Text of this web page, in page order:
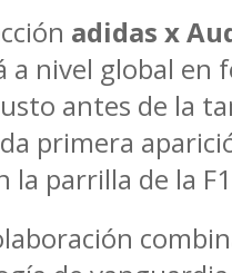
adidas x
a nivel global en
antes de la
primera
la parrilla de la